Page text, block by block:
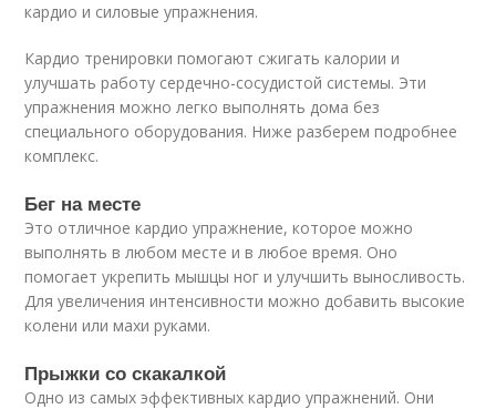
кардио и силовые упражнения.
Кардио тренировки помогают сжигать калории и
улучшать работу сердечно-сосудистой системы. Эти
упражнения можно легко выполнять дома без
специального оборудования. Ниже разберем подробнее
комплекс.
Бег на месте
Это отличное кардио упражнение, которое можно
выполнять в любом месте и в любое время. Оно
помогает укрепить мышцы ног и улучшить выносливость.
Для увеличения интенсивности можно добавить высокие
колени или махи руками.
Прыжки со скакалкой
Одно из самых эффективных кардио упражнений. Они